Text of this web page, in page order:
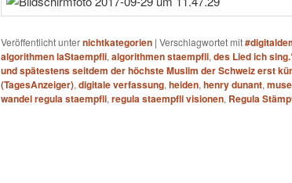
Veröffentlicht unternichtkategorien | Verschlagwortet mit
algorithmen laStaempfli, algorithmen staempfli, des Lied ich
und spätestens seitdem der höchste Muslim der Schweiz erst
(TagesAnzeiger), digitale verfassung, heiden, henry dunant,
wandel regula staempfli, regula staempfli visionen, Regula